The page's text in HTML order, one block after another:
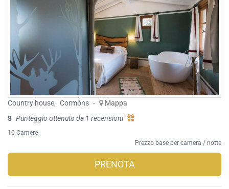
Country house, Cormòns -
Mappa
8 Punteggio ottenuto da 1 recensioni
10 Camere
Prezzo base per camera / notte
PRENOTA